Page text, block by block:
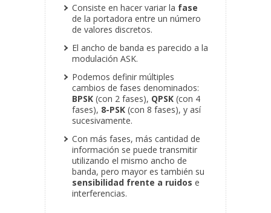
Consiste en hacer variar la fase
de la portadora entre un número
de valores discretos.
El ancho de banda es parecido a la
modulación ASK.
Podemos definir múltiples
cambios de fases denominados:
BPSK (con 2 fases), QPSK (con 4
fases), 8-PSK (con 8 fases), y así
sucesivamente.
Con más fases, más cantidad de
información se puede transmitir
utilizando el mismo ancho de
banda, pero mayor es también su
sensibilidad frente a ruidos e
interferencias.